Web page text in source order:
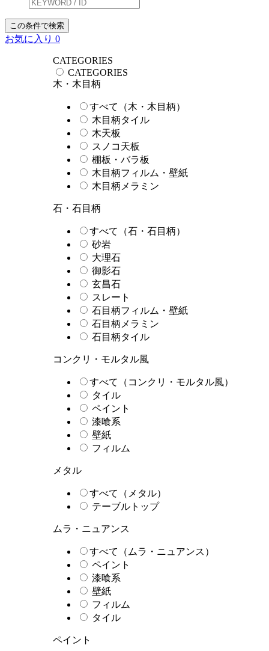
この条件で検索
お気に入り 0
CATEGORIES
CATEGORIES
木・木目柄
すべて（木・木目柄）
木目柄タイル
木天板
スノコ天板
棚板・バラ板
木目柄フィルム・壁紙
木目柄メラミン
石・石目柄
すべて（石・石目柄）
砂岩
大理石
御影石
玄昌石
スレート
石目柄フィルム・壁紙
石目柄メラミン
石目柄タイル
コンクリ・モルタル風
すべて（コンクリ・モルタル風）
タイル
ペイント
漆喰系
壁紙
フィルム
メタル
すべて（メタル）
テーブルトップ
ムラ・ニュアンス
すべて（ムラ・ニュアンス）
ペイント
漆喰系
壁紙
フィルム
タイル
ペイント